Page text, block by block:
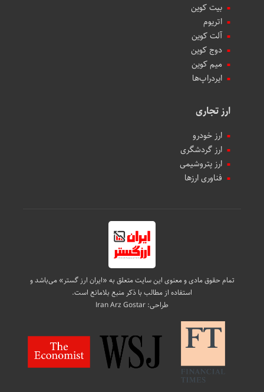
بیت کوین
اتریوم
آلت کوین
دوج کوین
میم کوین‌
ایردراپ‌ها
ارز تجاری
ارز خودرو
ارز گردشگری
ارز پتروشیمی
فناوری ارزها
تمام حقوق مادی و معنوی این سایت متعلق به «ایران ارز گستر» می‌باشد و
استفاده از مطالب با ذکر منبع بلامانع است.
طراحی:Iran Arz Gostar